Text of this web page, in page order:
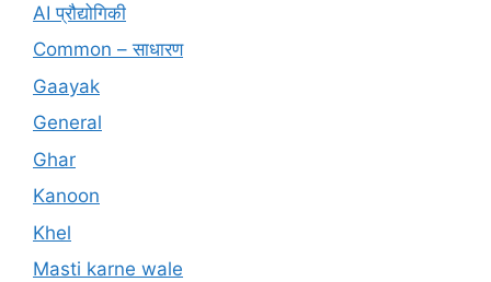
AI प्रौद्योगिकी
Common – साधारण
Gaayak
General
Ghar
Kanoon
Khel
Masti karne wale